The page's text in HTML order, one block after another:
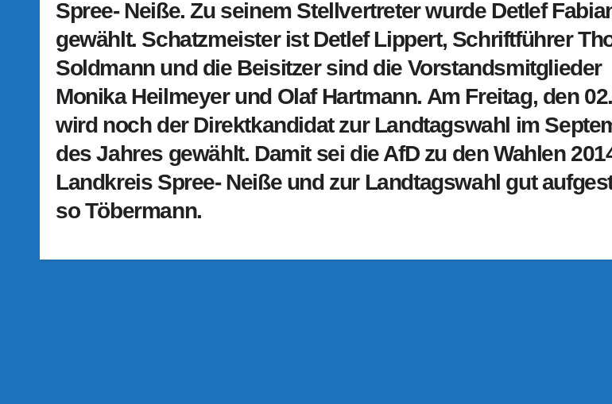
Spree- Neiße. Zu seinem Stellvertreter wurde Detlef
gewählt. Schatzmeister ist Detlef Lippert, Schriftführer
Soldmann und die Beisitzer sind die Vorstandsmitglieder
Monika Heilmeyer und Olaf Hartmann. Am Freitag, den
wird noch der Direktkandidat zur Landtagswahl im
des Jahres gewählt. Damit sei die AfD zu den Wahlen
Landkreis Spree- Neiße und zur Landtagswahl gut
so Töbermann.